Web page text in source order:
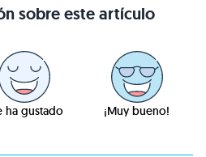
sobre este artículo
ha gustado ¡Muy bueno!